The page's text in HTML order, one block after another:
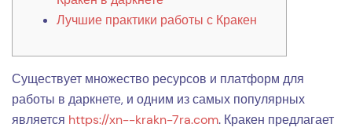
Лучшие практики работы с Кракен
Существует множество ресурсов и платформ для
работы в даркнете, и одним из самых популярных
является https://xn--krakn-7ra.com. Кракен предлагает